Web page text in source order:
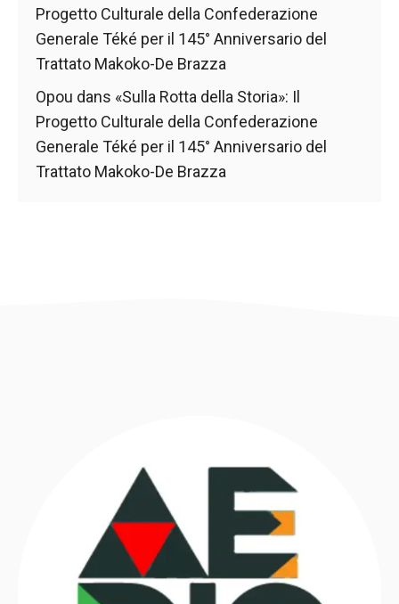
Progetto Culturale della Confederazione
Generale Téké per il 145° Anniversario del
Trattato Makoko-De Brazza
Opou dans «Sulla Rotta della Storia»: Il
Progetto Culturale della Confederazione
Generale Téké per il 145° Anniversario del
Trattato Makoko-De Brazza